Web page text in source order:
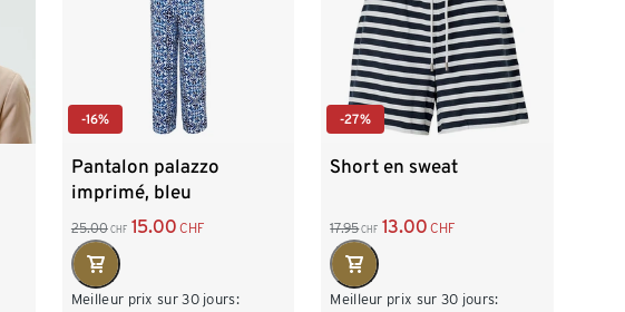
-16%
Pantalon palazzo
imprimé, bleu
25.00 CHF 15.00 CHF
Meilleur prix sur 30 jours:
-27%
Short en sweat
17.95 CHF 13.00 CHF
Meilleur prix sur 30 jours: